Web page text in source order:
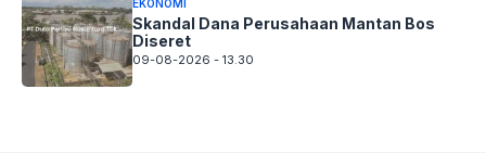
EKONOMI
Skandal Dana Perusahaan Mantan Bos
Diseret
09-08-2026 - 13.30